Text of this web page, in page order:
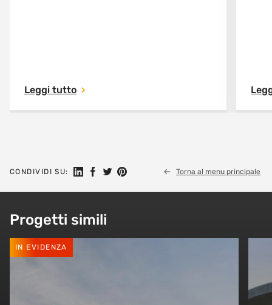
Leggi tutto
CONDIVIDI SU: Seguici su Linkedin
Condividi su Facebook
Condividi su Twitter
Condividi su PinterestTorna al menu principale
Progetti simili
IN EVIDENZA